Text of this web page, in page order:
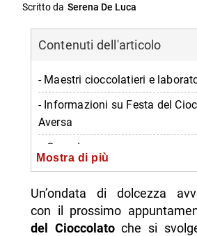
Scritto da Serena De Luca
Contenuti dell'articolo
- Maestri cioccolatieri e
- Informazioni su Festa del
Aversa
-- Quando
-- Dove
-- Orari
-- Prezzo
Mostra di più
Un’ondata di dolcezza
con il prossimo
del Cioccolatoche si